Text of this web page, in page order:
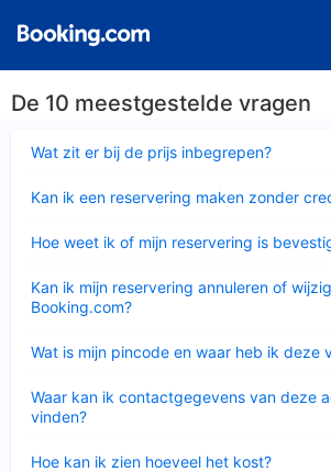
De 10 meestgestelde vragen
Wat zit er bij de prijs inbegrepen?
Kan ik een reservering maken zonder
Hoe weet ik of mijn reservering is
Kan ik mijn reservering annuleren of
Booking.com?
Wat is mijn pincode en waar heb ik deze
Waar kan ik contactgegevens van deze
vinden?
Hoe kan ik zien hoeveel het kost?